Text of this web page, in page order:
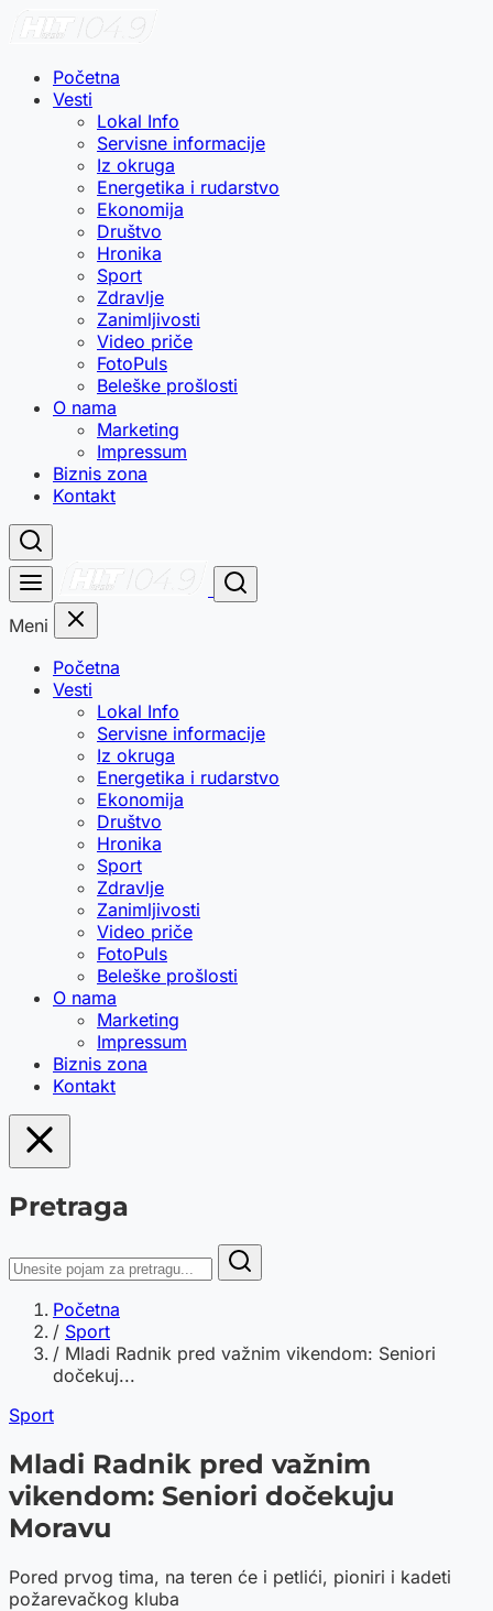
Početna
Vesti
Lokal Info
Servisne informacije
Iz okruga
Energetika i rudarstvo
Ekonomija
Društvo
Hronika
Sport
Zdravlje
Zanimljivosti
Video priče
FotoPuls
Beleške prošlosti
O nama
Marketing
Impressum
Biznis zona
Kontakt
Meni
Početna
Vesti
Lokal Info
Servisne informacije
Iz okruga
Energetika i rudarstvo
Ekonomija
Društvo
Hronika
Sport
Zdravlje
Zanimljivosti
Video priče
FotoPuls
Beleške prošlosti
O nama
Marketing
Impressum
Biznis zona
Kontakt
Pretraga
Početna
/ Sport
/ Mladi Radnik pred važnim vikendom: Seniori
dočekuj...
Sport
Mladi Radnik pred važnim
vikendom: Seniori dočekuju
Moravu
Pored prvog tima, na teren će i petlići, pioniri i kadeti
požarevačkog kluba